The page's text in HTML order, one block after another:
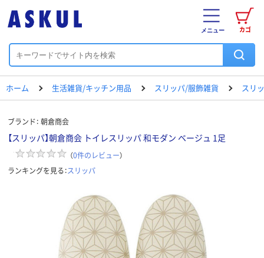
カゴ
メニュー
ホーム 生活雑貨/キッチン用品 スリッパ/服飾雑貨 スリ
ブランド： 朝倉商会
【スリッパ】朝倉商会 トイレスリッパ 和モダン ベージュ 1足
（0件のレビュー）
ランキングを見る：スリッパ